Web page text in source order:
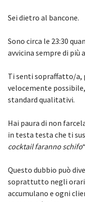
Sei dietro al bancone.
Sono circa le 23:30
avvicina sempre di più
Ti senti sopraffatto/a,
velocemente
standard qualitativi.
Hai paura di non
in testa testa che ti
cocktail faranno schifo
Questo dubbio può
soprattutto negli orari
accumulano e ogni